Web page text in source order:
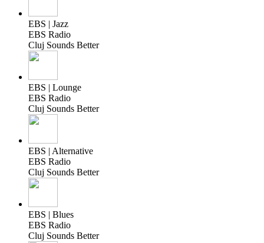
EBS | Jazz
EBS Radio
Cluj Sounds Better
EBS | Lounge
EBS Radio
Cluj Sounds Better
EBS | Alternative
EBS Radio
Cluj Sounds Better
EBS | Blues
EBS Radio
Cluj Sounds Better